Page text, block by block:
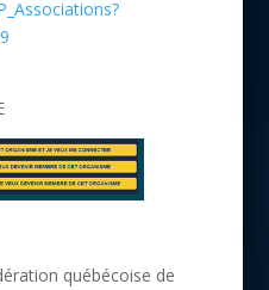
québécoise de